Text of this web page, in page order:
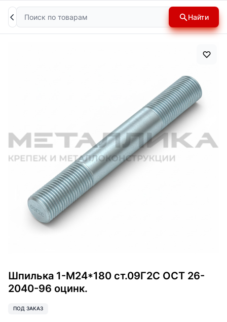
Поиск Найти
Шпилька 1-М24*180 ст.09Г2С ОСТ 26-
2040-96 оцинк.
ПОД ЗАКАЗ